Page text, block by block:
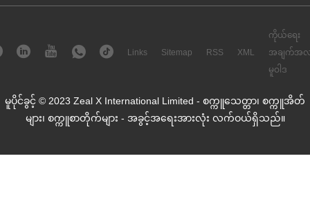
Links Sitemap RSS XML
ကိုယ်ရေး
အချက်အ
မူဝါဒ
မူပိုင်ခွင့် © 2023 Zeal X International Limited - စက္ကူသေတ္တာ၊ စက္ကူအိတ်
များ၊ စက္ကူစာတိုက်များ - အခွင့်အရေးအားလုံး လက်ဝယ်ရှိသည်။